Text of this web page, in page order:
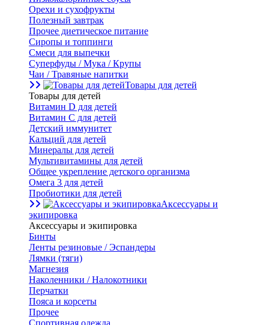
Орехи и сухофрукты
Полезный завтрак
Прочее диетическое питание
Сиропы и топпинги
Смеси для выпечки
Суперфуды / Мука / Крупы
Чаи / Травяные напитки
Товары для детей
Товары для детей
Витамин D для детей
Витамин С для детей
Детский иммунитет
Кальций для детей
Минералы для детей
Мультивитамины для детей
Общее укрепление детского организма
Омега 3 для детей
Пробиотики для детей
Аксессуары и
экипировка
Аксессуары и экипировка
Бинты
Ленты резиновые / Эспандеры
Лямки (тяги)
Магнезия
Наколенники / Налокотники
Перчатки
Пояса и корсеты
Прочее
Спортивная одежда